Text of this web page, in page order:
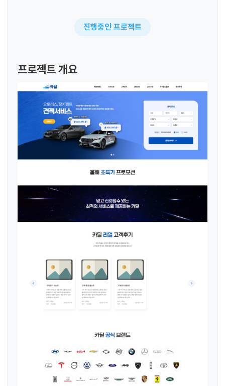
진행중인 프로젝트
프로젝트 개요